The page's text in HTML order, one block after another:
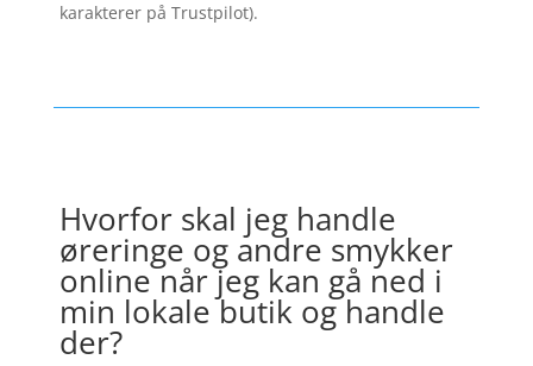
karakterer på Trustpilot).
Hvorfor skal jeg handle
øreringe og andre smykker
online når jeg kan gå ned i
min lokale butik og handle
der?